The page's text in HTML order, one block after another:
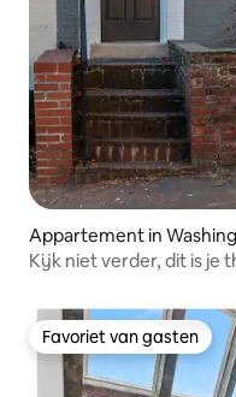
Appartement in
Kijk niet verder, dit is je
Favoriet van gasten
Favoriet van gasten